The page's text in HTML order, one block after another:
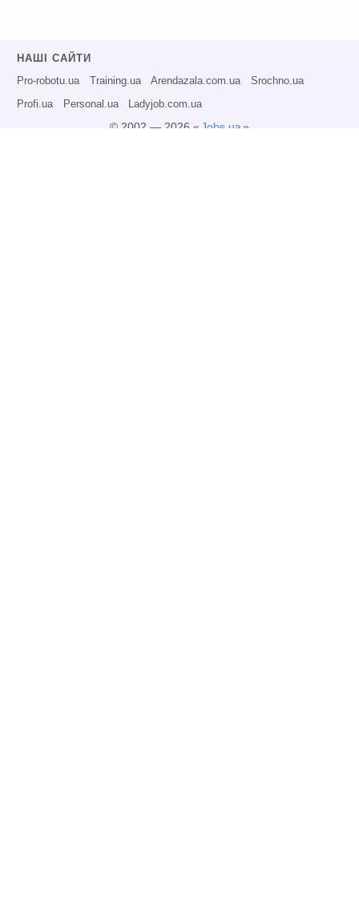
НАШІ САЙТИ
Pro-robotu.ua Training.ua Arendazala.com.ua Srochno.ua
Profi.ua Personal.ua Ladyjob.com.ua
© 2002 — 2026 « Jobs.ua»